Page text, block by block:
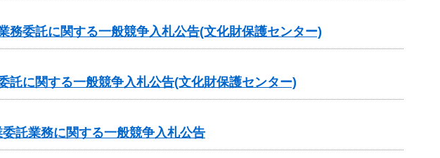
務委託に関する一般競争入札公告(文化財保護センター)
託に関する一般競争入札公告(文化財保護センター)
託業務に関する一般競争入札公告